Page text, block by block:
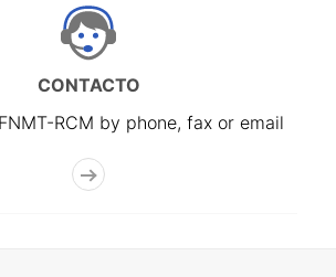
CONTACTO
RCM by phone, fax or email